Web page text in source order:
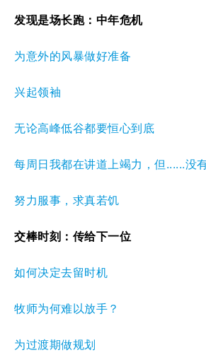
发现是场长跑：中年危机
为意外的风暴做好准备
兴起领袖
无论高峰低谷都要恒心到底
每周日我都在讲道上竭力，但......没
努力服事，求真若饥
交棒时刻：传给下一位
如何决定去留时机
牧师为何难以放手？
为过渡期做规划